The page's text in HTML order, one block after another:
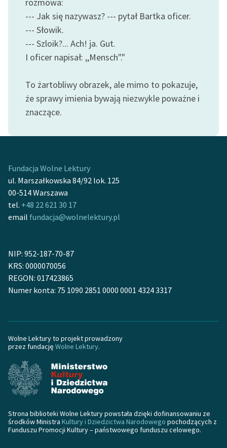
Zasady wykorzystania
Wolnych Lektur
Logotypy
Polityka prywatności
Informacja o treściach
wrażliwych
Deklaracja dostępności
--- Jak się nazywasz? --- pytał Bartka oficer.
--- Słowik.
--- Szloik?... Ach! ja. Gut.
I oficer napisał: ,,Mensch"."
To żartobliwy obrazek, ale mimo to pokazuje,
że sprawy imienia bywają niezwykle poważne i
znaczące.
Fundacja Wolne Lektury
ul. Marszałkowska 84/92 lok. 125
00-514 Warszawa
tel. +48 22 621 30 17
email fundacja@wolnelektury.pl
NIP: 952-187-70-87
KRS: 0000070056
REGON: 017423865
Numer konta: 75 1090 2851 0000 0001 4324 3317
Wolne Lektury to projekt prowadzony
przez fundację Wolne Lektury.
Strona biblioteki Wolne Lektury powstała dzięki dofinansowaniu ze
środków Ministra Kultury i Dziedzictwa Narodowego pochodzących z
Funduszu Promocji Kultury – państwowego funduszu celowego.